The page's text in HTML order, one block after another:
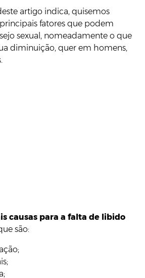
artigo indica, quisemos
fatores que podem
sexual, nomeadamente o que
diminuição, quer em homens,
causas para a falta de libido
são: